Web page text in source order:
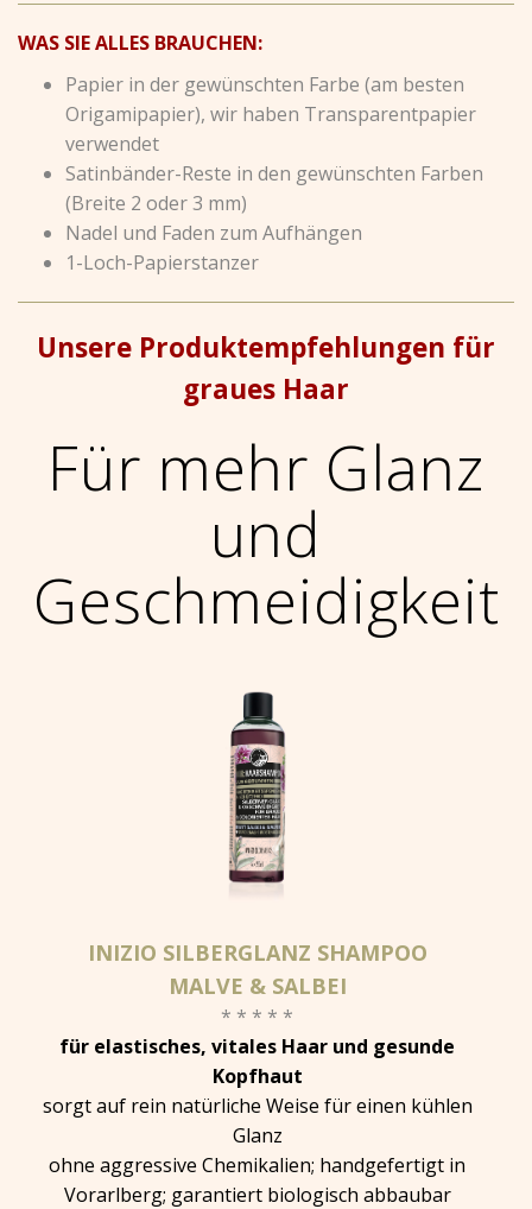
WAS SIE ALLES BRAUCHEN:
Papier in der gewünschten Farbe (am besten
Origamipapier), wir haben Transparentpapier
verwendet
Satinbänder-Reste in den gewünschten Farben
(Breite 2 oder 3 mm)
Nadel und Faden zum Aufhängen
1-Loch-Papierstanzer
Unsere Produktempfehlungen für
graues Haar
Für mehr Glanz
und
Geschmeidigkeit
INIZIO SILBERGLANZ SHAMPOO
MALVE & SALBEI
* * * * *
für elastisches, vitales Haar und gesunde
Kopfhaut
sorgt auf rein natürliche Weise für einen kühlen
Glanz
ohne aggressive Chemikalien; handgefertigt in
Vorarlberg; garantiert biologisch abbaubar